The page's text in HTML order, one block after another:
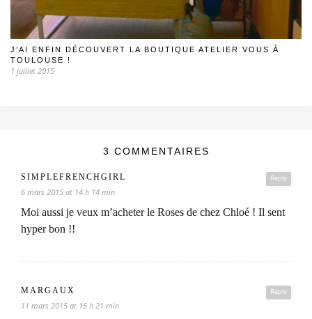
J’AI ENFIN DÉCOUVERT LA BOUTIQUE ATELIER VOUS À
TOULOUSE !
1 juillet 2015
3 COMMENTAIRES
Reply
SIMPLEFRENCHGIRL
6 mars 2015 at 14 h 14 min
Moi aussi je veux m’acheter le Roses de chez Chloé ! Il sent
hyper bon !!
Reply
MARGAUX
11 mars 2015 at 15 h 21 min